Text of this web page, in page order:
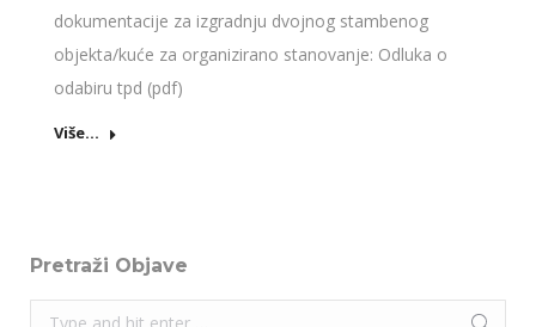
dokumentacije za izgradnju dvojnog stambenog
objekta/kuće za organizirano stanovanje: Odluka o
odabiru tpd (pdf)
Više...
Pretraži Objave
Search: